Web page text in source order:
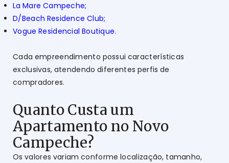
La Mare Campeche;
D/Beach Residence Club;
Vogue Residencial Boutique.
Cada empreendimento possui características
exclusivas, atendendo diferentes perfis de
compradores.
Quanto Custa um
Apartamento no Novo
Campeche?
Os valores variam conforme localização, tamanho,